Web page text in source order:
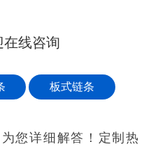
线咨询
板式链条
您详细解答！定制热